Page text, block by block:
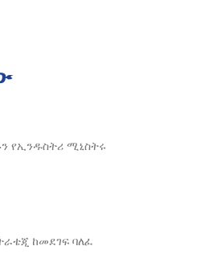
የኢንዱስትሪ ሚኒስትሩ
ከመደገፍ ባለፈ